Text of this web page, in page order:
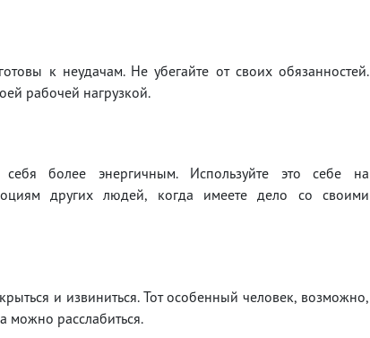
к неудачам. Не убегайте от своих обязанностей.
рабочей нагрузкой.
более энергичным. Используйте это себе на
других людей, когда имеете дело со своими
и извиниться. Тот особенный человек, возможно,
можно расслабиться.